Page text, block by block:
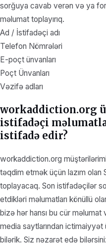
sorğuya cavab verən və ya
məlumat toplayırıq.
Ad / İstifadəçi adı
Telefon Nömrələri
E-poçt ünvanları
Poçt Ünvanları
Vəzifə adları
workaddiction.org
istifadəçi
istifadə edir?
workaddiction.org
təqdim etmək üçün lazım olan
toplayacaq. Son istifadəçilər
etdikləri məlumatları könüllü
bizə hər hansı bu cür
media saytlarından ictimaiyyət
bilərik. Siz nəzarət edə